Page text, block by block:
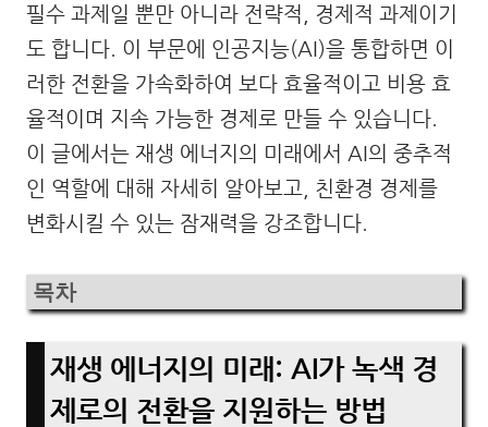
필수 과제일 뿐만 아니라 전략적, 경제적 과제이기
도 합니다. 이 부문에 인공지능(AI)을 통합하면 이
러한 전환을 가속화하여 보다 효율적이고 비용 효
율적이며 지속 가능한 경제로 만들 수 있습니다.
이 글에서는 재생 에너지의 미래에서 AI의 중추적
인 역할에 대해 자세히 알아보고, 친환경 경제를
변화시킬 수 있는 잠재력을 강조합니다.
목차
재생 에너지의 미래: AI가 녹색 경
제로의 전환을 지원하는 방법